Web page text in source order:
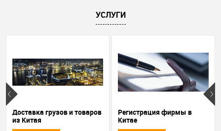
УСЛУГИ
Доставка грузов и товаров
из Китая
Регистрация фирмы в
Китае